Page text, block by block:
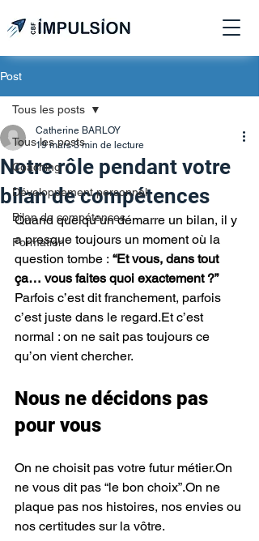
Post
Tous les posts
Coaching
Développement personnel
Bilan de compétences
Formation
Tous les posts
Notre rôle pendant votre
bilan de compétences
Catherine BARLOY
19 mars 3 min de lecture
Quand quelqu’un démarre un bilan, il y
a presque toujours un moment où la
question tombe : “Et vous, dans tout
ça… vous faites quoi exactement ?”
Parfois c’est dit franchement, parfois
c’est juste dans le regard.Et c’est
normal : on ne sait pas toujours ce
qu’on vient chercher.
Nous ne décidons pas
pour vous
On ne choisit pas votre futur métier.On
ne vous dit pas “le bon choix”.On ne
plaque pas nos histoires, nos envies ou
nos certitudes sur la vôtre.